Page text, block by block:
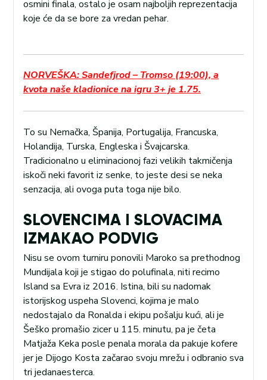
osmini finala, ostalo je osam najboljih reprezentacija
koje će da se bore za vredan pehar.
NORVEŠKA: Sandefjrod – Tromso (19:00), a
kvota naše kladionice na igru 3+ je 1.75.
To su Nemačka, Španija, Portugalija, Francuska,
Holandija, Turska, Engleska i Švajcarska.
Tradicionalno u eliminacionoj fazi velikih takmičenja
iskoči neki favorit iz senke, to jeste desi se neka
senzacija, ali ovoga puta toga nije bilo.
SLOVENCIMA I SLOVACIMA
IZMAKAO PODVIG
Nisu se ovom turniru ponovili Maroko sa prethodnog
Mundijala koji je stigao do polufinala, niti recimo
Island sa Evra iz 2016. Istina, bili su nadomak
istorijskog uspeha Slovenci, kojima je malo
nedostajalo da Ronalda i ekipu pošalju kući, ali je
Šeško promašio zicer u 115. minutu, pa je četa
Matjaža Keka posle penala morala da pakuje kofere
jer je Dijogo Kosta začarao svoju mrežu i odbranio sva
tri jedanaesterca.